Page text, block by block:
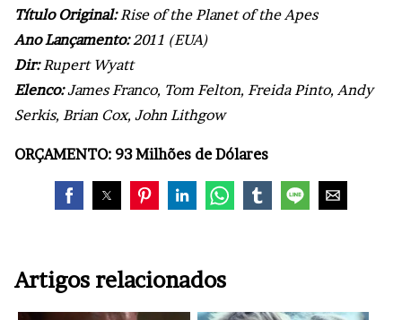
Título Original:Rise of the Planet of the Apes
Ano Lançamento:2011 (EUA)
Dir: Rupert Wyatt
Elenco:James Franco, Tom Felton, Freida Pinto, Andy
Serkis, Brian Cox, John Lithgow
ORÇAMENTO: 93 Milhões de Dólares
Artigos relacionados